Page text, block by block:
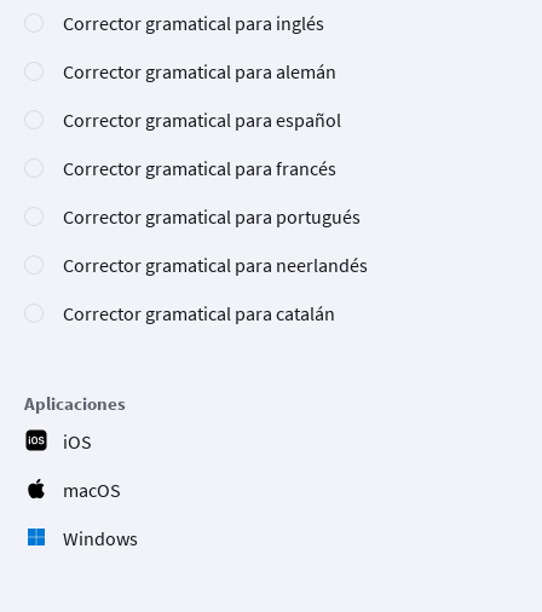
Corrector gramatical para inglés
Corrector gramatical para alemán
Corrector gramatical para español
Corrector gramatical para francés
Corrector gramatical para portugués
Corrector gramatical para neerlandés
Corrector gramatical para catalán
Aplicaciones
iOS
macOS
Windows